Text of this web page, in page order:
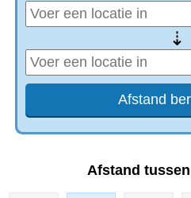
⇢
Afstand